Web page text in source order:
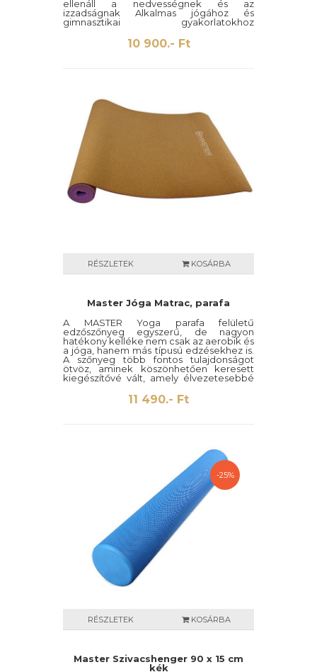
ellenáll a nedvességnek és az
izzadságnak Alkalmas jógához és
gimnasztikai gyakorlatokhoz
edzőtermekig Tökéletes lengés- és
zajcsillapító 2 pántot tartalmaz.
10 900.- Ft
RÉSZLETEK KOSÁRBA
Master Jóga Matrac, parafa
A MASTER Yoga parafa felületű
edzőszőnyeg egyszerű, de nagyon
hatékony kelléke nem csak az aerobik és
a jóga, hanem más típusú edzésekhez is.
A szőnyeg több fontos tulajdonságot
ötvöz, aminek köszönhetően keresett
kiegészítővé vált, amely élvezetesebbé
teszi a mozgást.
11 490.- Ft
-25%
RÉSZLETEK KOSÁRBA
Master Szivacshenger 90 x 15 cm
kék